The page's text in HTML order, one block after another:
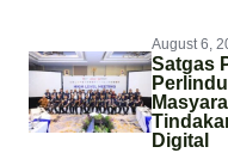
August 6,
Satgas
Digital